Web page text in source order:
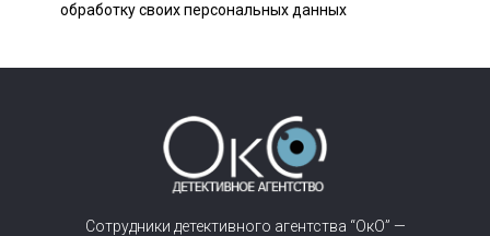
обработку своих персональных данных
Сотрудники детективного агентства “ОкО” —